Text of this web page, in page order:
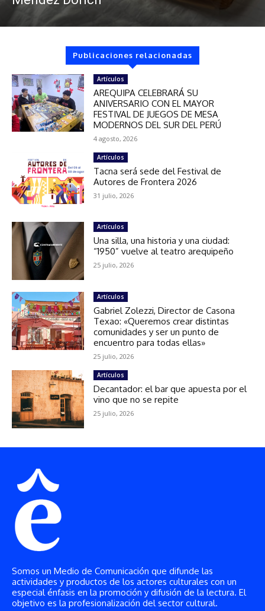
Somos un Medio de Comunicación que difunde las
actividades y productos de los actores culturales con un
especial énfasis en la promoción y difusión de la lectura. El
objetivo es la profesionalización del sector cultural.